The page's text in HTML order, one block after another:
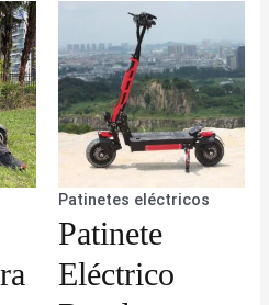
Patinetes eléctricos
Patinete
Eléctrico